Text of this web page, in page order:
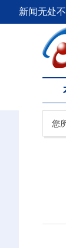
新闻无处
您